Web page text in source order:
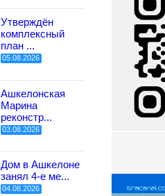
Утверждён
комплексный
план ...
05.08.2026
Ашкелонская
Марина
реконстр...
03.08.2026
Дом в Ашкелоне
занял 4-е ме...
04.08.2026